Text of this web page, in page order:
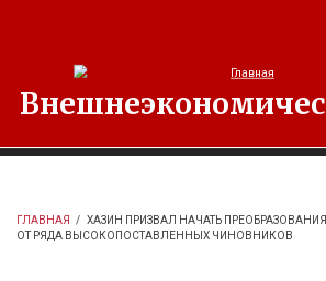
ГЛАВНАЯ / ХАЗИН ПРИЗВАЛ НАЧАТЬ
ОТ РЯДА ВЫСОКОПОСТАВЛЕННЫХ ЧИНОВНИКОВ